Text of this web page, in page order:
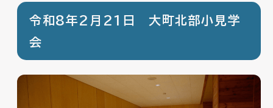
令和8年2月21日 大町北部小見学
会